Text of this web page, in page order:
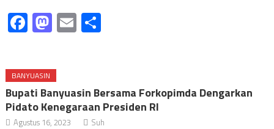
Facebook
Mastodon
Email
BANYUASIN
Bupati Banyuasin Bersama Forkopimda Dengarkan
Pidato Kenegaraan Presiden RI
Agustus 16, 2023 Suh